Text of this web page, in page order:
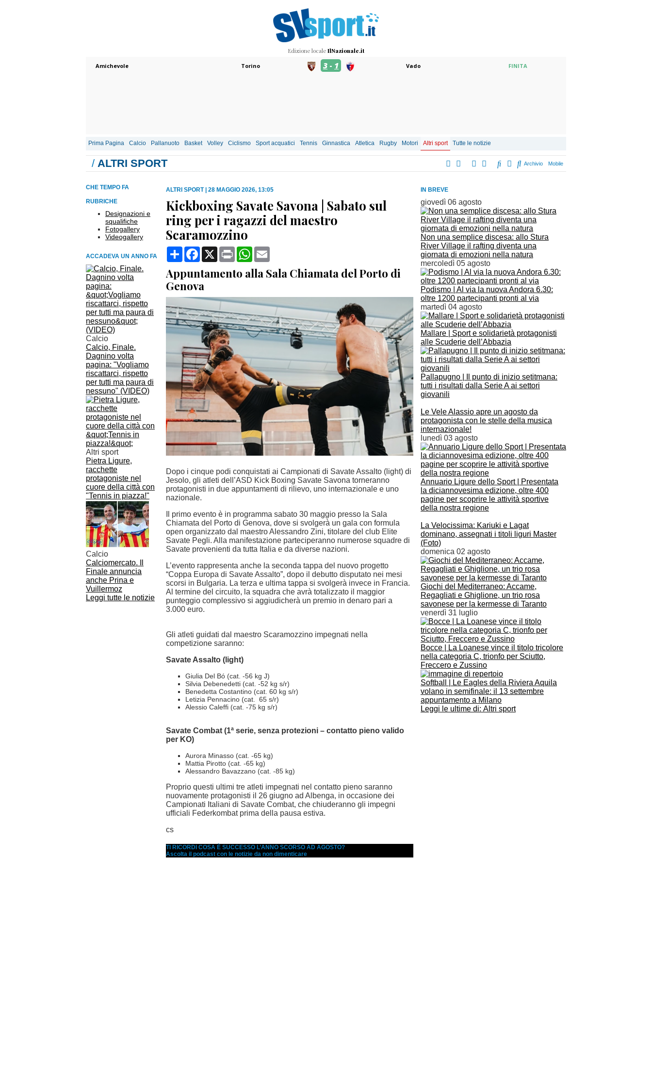
Edizione locale IlNazionale.it
Amichevole Torino 3 - 1 Vado FINITA
Prima Pagina Calcio Pallanuoto Basket Volley Ciclismo Sport acquatici Tennis Ginnastica Atletica Rugby Motori Altri sport Tutte le notizie
/ ALTRI SPORT Archivio Mobile
IN BREVE
giovedì 06 agosto
Non una semplice discesa: allo Stura
River Village il rafting diventa una
giornata di emozioni nella natura
mercoledì 05 agosto
Podismo | Al via la nuova Andora 6.30:
oltre 1200 partecipanti pronti al via
martedì 04 agosto
Mallare | Sport e solidarietà protagonisti
alle Scuderie dell’Abbazia
Pallapugno | Il punto di inizio setitmana:
tutti i risultati dalla Serie A ai settori
giovanili
Le Vele Alassio apre un agosto da
protagonista con le stelle della musica
internazionale!
lunedì 03 agosto
Annuario Ligure dello Sport | Presentata
la diciannovesima edizione, oltre 400
pagine per scoprire le attività sportive
della nostra regione
La Velocissima: Kariuki e Lagat
dominano, assegnati i titoli liguri Master
(Foto)
domenica 02 agosto
Giochi del Mediterraneo: Accame,
Regagliati e Ghiglione, un trio rosa
savonese per la kermesse di Taranto
venerdì 31 luglio
Bocce | La Loanese vince il titolo tricolore
nella categoria C, trionfo per Sciutto,
Freccero e Zussino
Softball | Le Eagles della Riviera Aquila
volano in semifinale: il 13 settembre
appuntamento a Milano
Leggi le ultime di: Altri sport
CHE TEMPO FA
RUBRICHE
Designazioni e
squalifiche
Fotogallery
Videogallery
ACCADEVA UN ANNO FA
Calcio
Calcio, Finale.
Dagnino volta
pagina: "Vogliamo
riscattarci, rispetto
per tutti ma paura di
nessuno" (VIDEO)
Altri sport
Pietra Ligure,
racchette
protagoniste nel
cuore della città con
"Tennis in piazza!"
Calcio
Calciomercato. Il
Finale annuncia
anche Prina e
Vuillermoz
Leggi tutte le notizie
ALTRI SPORT| 28 MAGGIO 2026, 13:05
Kickboxing Savate Savona | Sabato sul
ring per i ragazzi del maestro
Scaramozzino
CondividiFacebook
X Print WhatsApp
Appuntamento alla Sala Chiamata del Porto di
Genova
Dopo i cinque podi conquistati ai Campionati di Savate Assalto (light) di
Jesolo, gli atleti dell’ASD Kick Boxing Savate Savona torneranno
protagonisti in due appuntamenti di rilievo, uno internazionale e uno
nazionale.
Il primo evento è in programma sabato 30 maggio presso la Sala
Chiamata del Porto di Genova, dove si svolgerà un gala con formula
open organizzato dal maestro Alessandro Zini, titolare del club Elite
Savate Pegli. Alla manifestazione parteciperanno numerose squadre di
Savate provenienti da tutta Italia e da diverse nazioni.
L’evento rappresenta anche la seconda tappa del nuovo progetto
“Coppa Europa di Savate Assalto”, dopo il debutto disputato nei mesi
scorsi in Bulgaria. La terza e ultima tappa si svolgerà invece in Francia.
Al termine del circuito, la squadra che avrà totalizzato il maggior
punteggio complessivo si aggiudicherà un premio in denaro pari a
3.000 euro.
Gli atleti guidati dal maestro Scaramozzino impegnati nella
competizione saranno:
Savate Assalto (light)
Giulia Del Bó (cat. -56 kg J)
Silvia Debenedetti (cat. -52 kg s/r)
Benedetta Costantino (cat. 60 kg s/r)
Letizia Pennacino (cat. 65 s/r)
Alessio Caleffi (cat. -75 kg s/r)
Savate Combat (1ª serie, senza protezioni – contatto pieno valido
per KO)
Aurora Minasso (cat. -65 kg)
Mattia Pirotto (cat. -65 kg)
Alessandro Bavazzano (cat. -85 kg)
Proprio questi ultimi tre atleti impegnati nel contatto pieno saranno
nuovamente protagonisti il 26 giugno ad Albenga, in occasione dei
Campionati Italiani di Savate Combat, che chiuderanno gli impegni
ufficiali Federkombat prima della pausa estiva.
cs
TI RICORDI COSA È SUCCESSO L’ANNO SCORSO AD AGOSTO?
Ascolta il podcast con le notizie da non dimenticare